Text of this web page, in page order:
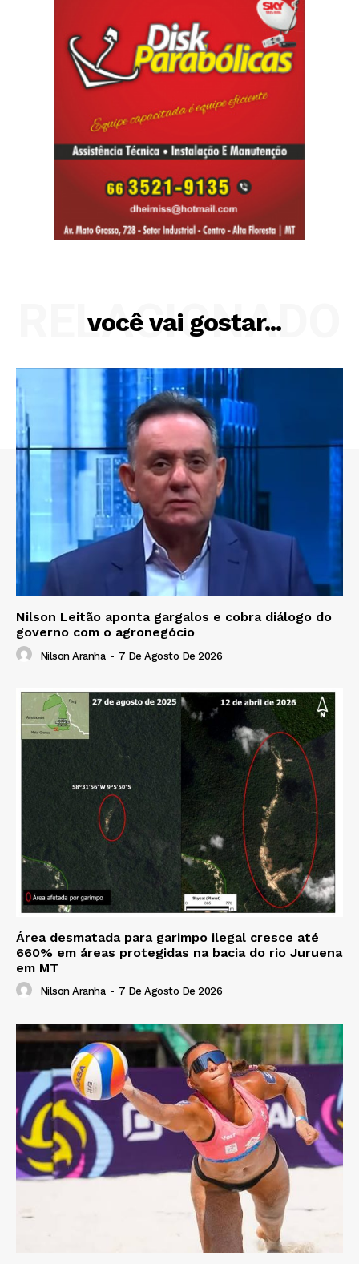
você vai gostar...
RELACIONADO
Nilson Leitão aponta gargalos e cobra diálogo do
governo com o agronegócio
Nilson Aranha - 7 De Agosto De 2026
Área desmatada para garimpo ilegal cresce até
660% em áreas protegidas na bacia do rio Juruena
em MT
Nilson Aranha - 7 De Agosto De 2026